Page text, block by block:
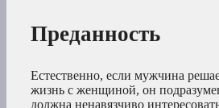
Преданность
Естественно, если мужчина
жизнь с женщиной, он
должна ненавязчиво